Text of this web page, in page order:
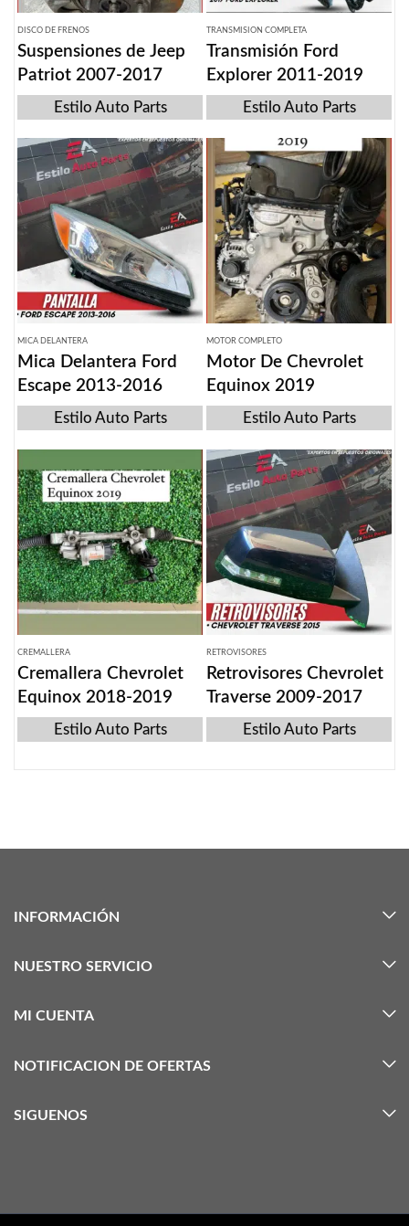
DISCO DE FRENOS
Suspensiones de Jeep
Patriot 2007-2017
Estilo Auto Parts
TRANSMISION COMPLETA
Transmisión Ford
Explorer 2011-2019
Estilo Auto Parts
MICA DELANTERA
Mica Delantera Ford
Escape 2013-2016
Estilo Auto Parts
MOTOR COMPLETO
Motor De Chevrolet
Equinox 2019
Estilo Auto Parts
CREMALLERA
Cremallera Chevrolet
Equinox 2018-2019
Estilo Auto Parts
RETROVISORES
Retrovisores Chevrolet
Traverse 2009-2017
Estilo Auto Parts
INFORMACIÓN
NUESTRO SERVICIO
MI CUENTA
NOTIFICACION DE OFERTAS
SIGUENOS